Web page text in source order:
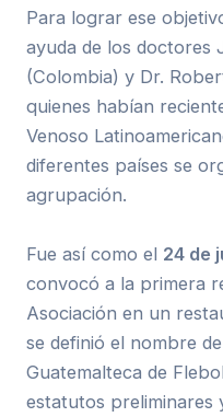
Para lograr ese
ayuda de los doctores
(Colombia) y Dr.
quienes habían
Venoso
diferentes países se
agrupación.
Fue así como el 24 de
convocó a la primera
Asociación en un
se definió el nombre
Guatemalteca de
estatutos preliminares